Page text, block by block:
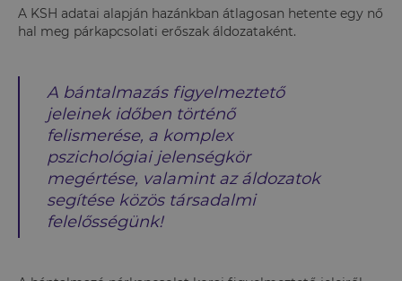
A KSH adatai alapján hazánkban átlagosan hetente egy nő
hal meg párkapcsolati erőszak áldozataként.
A bántalmazás figyelmeztető
jeleinek időben történő
felismerése, a komplex
pszichológiai jelenségkör
megértése, valamint az áldozatok
segítése közös társadalmi
felelősségünk!